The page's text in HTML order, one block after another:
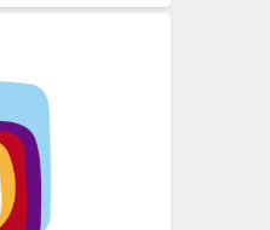
(721)